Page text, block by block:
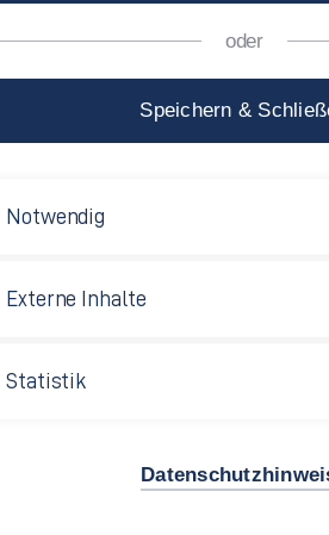
Hochschule Esslingen, ist die
und verantwortungsvolles
und Events. Dabei begleiten
oder
Speichern &
Notwendig
Externe Inhalte
Statistik